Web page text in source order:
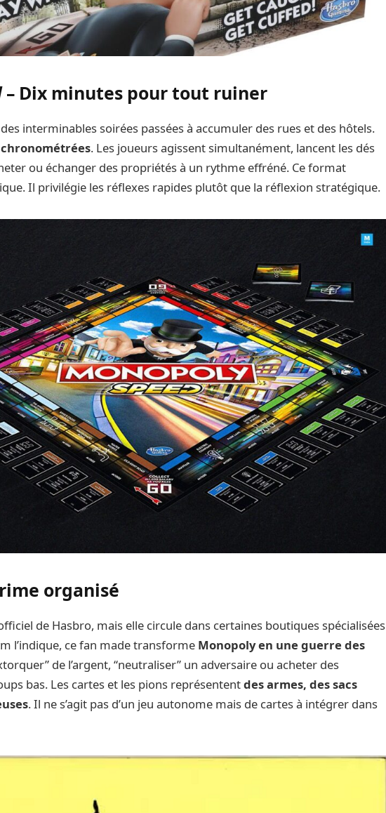
– Dix minutes pour tout ruiner
des interminables soirées passées à accumuler des rues et des hôtels.
. Les joueurs agissent simultanément, lancent les dés
ou échanger des propriétés à un rythme effréné. Ce format
Il privilégie les réflexes rapides plutôt que la réflexion stratégique.
organisé
de Hasbro, mais elle circule dans certaines boutiques spécialisées
l’indique, ce fan made transforme Monopoly en une guerre des
de l’argent, “neutraliser” un adversaire ou acheter des
bas. Les cartes et les pions représententdes armes, des sacs
. Il ne s’agit pas d’un jeu autonome mais de cartes à intégrer dans